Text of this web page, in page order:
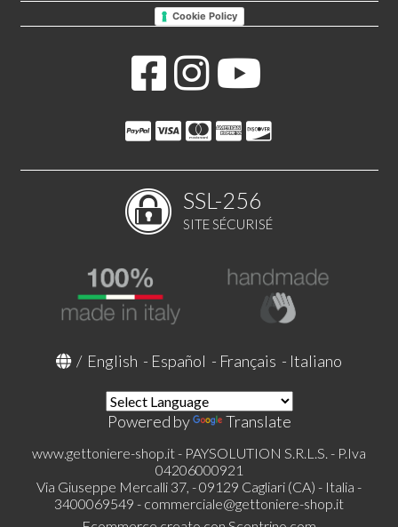
Cookie Policy
SSL-256
SITE SÉCURISÉ
/ English - Español - Français - Italiano
Powered by Translate
www.gettoniere-shop.it - PAYSOLUTION S.R.L.S. - P.Iva
04206000921
Via Giuseppe Mercalli 37, - 09129 Cagliari (CA) - Italia -
3400069549 - commerciale@gettoniere-shop.it